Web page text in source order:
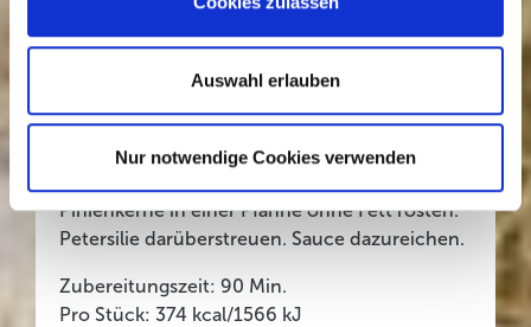
Auswahl erlauben
Nur notwendige Cookies verwenden
rundherum anbraten. Restliche Brühe
zugießen, aufkochen, bei milder Hitze
zugedeckt ca. 35 Min. schmoren. Rouladen
Saucenbinder nach Packungsanleitung
binden. Schmand unterrühren, salzen,
Pinienkerne in einer Pfanne ohne Fett rösten.
Petersilie darüberstreuen. Sauce dazureichen.
Zubereitungszeit: 90 Min.
Pro Stück: 374 kcal/1566 kJ